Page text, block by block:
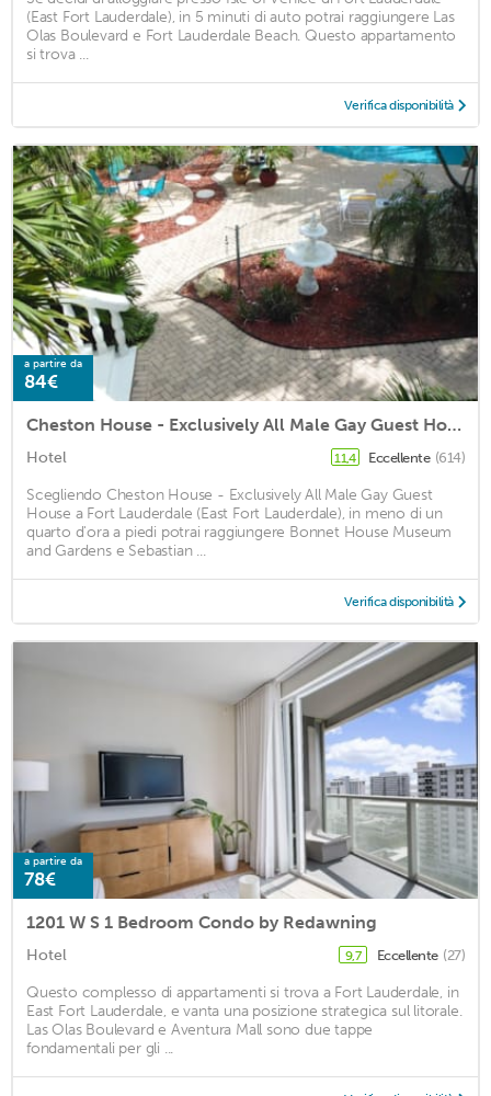
(East Fort Lauderdale), in 5 minuti di auto potrai raggiungere Las
Olas Boulevard e Fort Lauderdale Beach. Questo appartamento
si trova ...
Verifica disponibilità
a partire da
84€
Cheston House - Exclusively All Male Gay Guest House
Hotel 11,4 Eccellente (614)
Scegliendo Cheston House - Exclusively All Male Gay Guest
House a Fort Lauderdale (East Fort Lauderdale), in meno di un
quarto d'ora a piedi potrai raggiungere Bonnet House Museum
and Gardens e Sebastian ...
Verifica disponibilità
a partire da
78€
1201 W S 1 Bedroom Condo by Redawning
Hotel 9,7 Eccellente (27)
Questo complesso di appartamenti si trova a Fort Lauderdale, in
East Fort Lauderdale, e vanta una posizione strategica sul litorale.
Las Olas Boulevard e Aventura Mall sono due tappe
fondamentali per gli ...